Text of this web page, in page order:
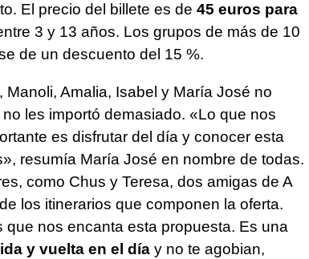
El precio del billete es de 45 euros para
3 y 13 años. Los grupos de más de 10
de un descuento del 15 %.
Amalia, Isabel y María José no
les importó demasiado. «Lo que nos
es disfrutar del día y conocer esta
resumía María José en nombre de todas.
como Chus y Teresa, dos amigas de A
los itinerarios que componen la oferta.
nos encanta esta propuesta. Es una
y vuelta en el díay no te agobian,